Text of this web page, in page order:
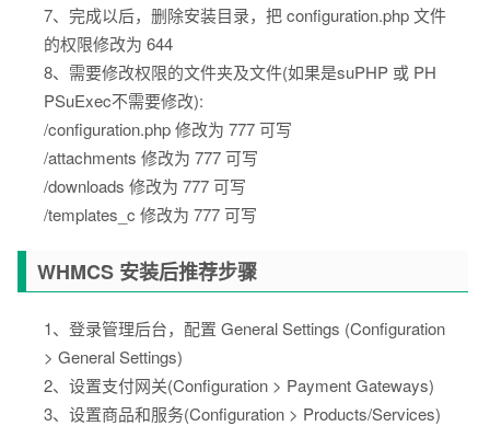
7、完成以后，删除安装目录，把 configuration.php 文件
的权限修改为 644
8、需要修改权限的文件夹及文件(如果是suPHP 或 PH
PSuExec不需要修改):
/configuration.php 修改为 777 可写
/attachments 修改为 777 可写
/downloads 修改为 777 可写
/templates_c 修改为 777 可写
WHMCS 安装后推荐步骤
1、登录管理后台，配置 General Settings (Configuration
> General Settings)
2、设置支付网关(Configuration > Payment Gateways)
3、设置商品和服务(Configuration > Products/Services)